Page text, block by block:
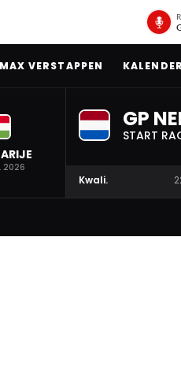
MAX VERSTAPPEN KALENDER
2026
GP
START
Kwali.